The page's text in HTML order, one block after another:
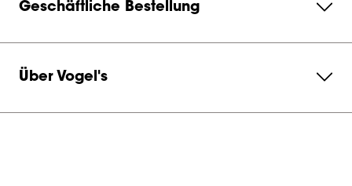
Geschäftliche Bestellung
Über Vogel's